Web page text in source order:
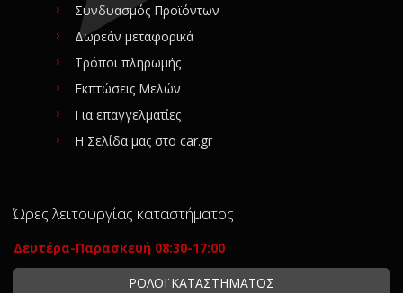
Συνδυασμός Προϊόντων
Δωρεάν μεταφορικά
Τρόποι πληρωμής
Εκπτώσεις Μελών
Για επαγγελματίες
Η Σελίδα μας στο car.gr
Ώρες λειτουργίας καταστήματος
Δευτέρα-Παρασκευή 08:30-17:00
ΡΟΛΟΪ ΚΑΤΑΣΤΗΜΑΤΟΣ